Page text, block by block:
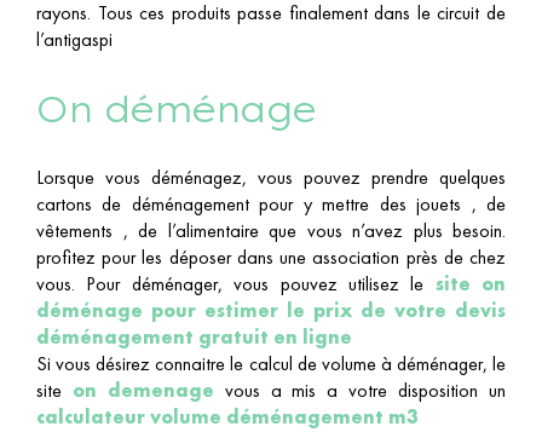
rayons. Tous ces produits passe finalement dans le circuit de
l’antigaspi
On déménage
Lorsque vous déménagez, vous pouvez prendre quelques
cartons de déménagement pour y mettre des jouets , de
vêtements , de l’alimentaire que vous n’avez plus besoin.
profitez pour les déposer dans une association près de chez
vous. Pour déménager, vous pouvez utilisez le site on
déménage pour estimer le prix de votre devis
déménagement gratuit en ligne
Si vous désirez connaitre le calcul de volume à déménager, le
site on demenage vous a mis a votre disposition un
calculateur volume déménagement m3